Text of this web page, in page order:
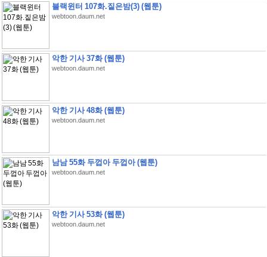
블랙윈터 107화.짙은밤(3) (웹툰)
webtoon.daum.net
악한 기사 37화 (웹툰)
webtoon.daum.net
악한 기사 48화 (웹툰)
webtoon.daum.net
남남 55화 두껍아 두껍아 (웹툰)
webtoon.daum.net
악한 기사 53화 (웹툰)
webtoon.daum.net